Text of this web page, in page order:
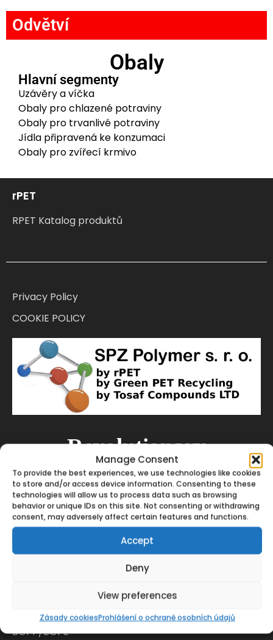
Manage Consent
To provide the best experiences, we use technologies like cookies
to store and/or access device information. Consenting to these
technologies will allow us to process data such as browsing
behavior or unique IDs on this site. Not consenting or withdrawing
consent, may adversely affect certain features and functions.
Accept
Deny
View preferences
Zásady cookiesProhlášení o ochraně osobních údajů
Odvětví
Obaly
Hlavní segmenty
Uzávěry a víčka
Obaly pro chlazené potraviny
Obaly pro trvanlivé potraviny
Jídla připravená ke konzumaci
Obaly pro zvířecí krmivo
rPET
RPET Katalog produktů
Privacy Policy
COOKIE POLICY
Revolutionary
Compounding Solutions
Katalog produktů Tosaf
BOPP/BOPE